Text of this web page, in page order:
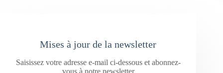
Mises à jour de la newsletter
Saisissez votre adresse e-mail ci-dessous et abonnez-
vous à notre newsletter